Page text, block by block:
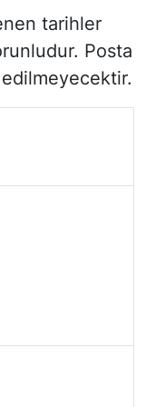
tarihler
Posta